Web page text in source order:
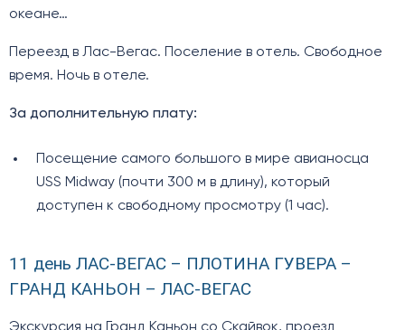
океане…
Переезд в Лас-Вегас. Поселение в отель. Свободное
время. Ночь в отеле.
За дополнительную плату:
Посещение самого большого в мире авианосца
USS Midway (почти 300 м в длину), который
доступен к свободному просмотру (1 час).
11 день ЛАС-ВЕГАС – ПЛОТИНА ГУВЕРА –
ГРАНД КАНЬОН – ЛАС-ВЕГАС